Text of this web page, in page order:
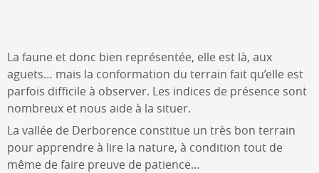
La faune et donc bien représentée, elle est là, aux
aguets… mais la conformation du terrain fait qu’elle est
parfois difficile à observer. Les indices de présence sont
nombreux et nous aide à la situer.
La vallée de Derborence constitue un très bon terrain
pour apprendre à lire la nature, à condition tout de
même de faire preuve de patience…